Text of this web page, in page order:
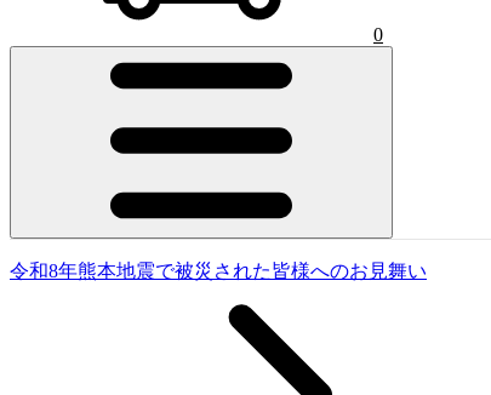
0
令和8年熊本地震で被災された皆様へのお見舞い